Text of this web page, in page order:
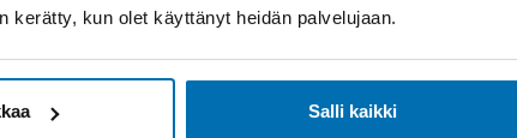
kerätty, kun olet käyttänyt heidän palvelujaan.
Salli kaikki